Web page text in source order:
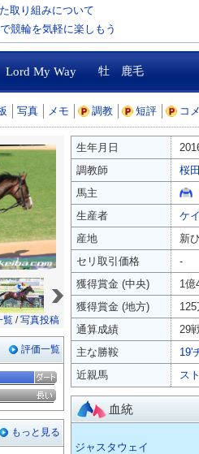
取り組みについて
競輪を気軽に楽しもう
Lord My Way 牡 鹿毛
写真 メモ 調教 短評 コ
覧 /写真投稿
評価一覧
もっと見る
生年月日
調教師
桜
馬主
生産者
ケ
産地
新
セリ取引価格
-
獲得賞金 (中央)
1億
獲得賞金 (地方)
通算成績
29
主な勝鞍
19'
近親馬
ス
血統
ジャスタウェイ